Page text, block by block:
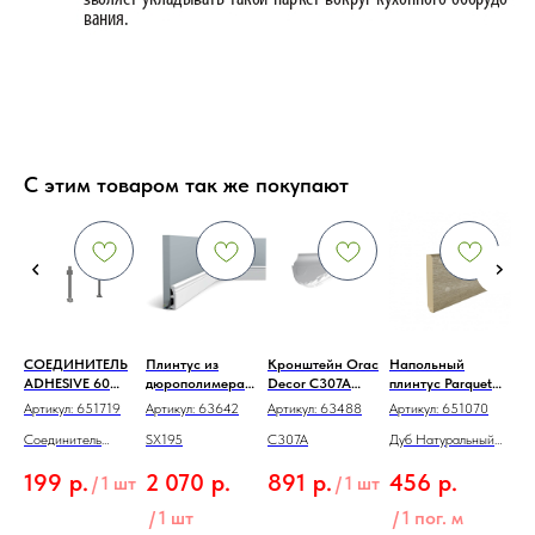
С этим товаром так же покупают
СОЕДИНИТЕЛЬ
ADHESIVE 60
Серебристый
анодированный
Артикул: 651719
Соединитель
ЗАКАЗЫ
199 р. /1 шт
Плинтус из
дюрополимера
Orac Decor SX195
2000x19x80
Артикул: 63642
SX195
2 070 р.
/1 шт
Кронштейн Orac
Decor C307A
75x94x40
Артикул: 63488
C307A
891 р. /1 шт
Напольный
плинтус Parquet
Light Дуб
Натуральный
Отбеленный SK
2200х80х12,5 мм
Артикул: 651070
Дуб Натуральный
5
456 р.
/1 пог. м